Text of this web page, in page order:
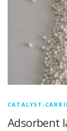
CATALYST-
Adsorbent